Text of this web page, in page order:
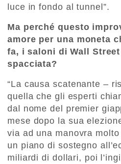
luce in fondo al tunnel”.
Ma perché questo
amore per una moneta
fa, i saloni di Wall
spacciata?
“La causa scatenante –
quella che gli esperti
dal nome del premier
mese dopo la sua
via ad una manovra
un piano di sostegno
miliardi di dollari, poi